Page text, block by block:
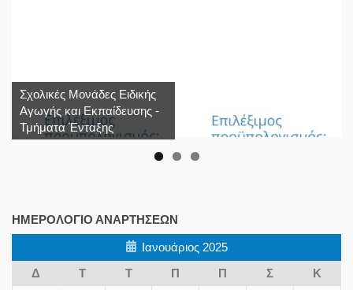
Σχολικές Μονάδες Ειδικής
Αγωγής και Εκπαίδευσης -
Τμήματα Ένταξης
ΗΜΕΡΟΛΌΓΙΟ ΑΝΑΡΤΉΣΕΩΝ
Ιανουάριος 2025
Δ
Τ Τ Π Π Σ
Κ